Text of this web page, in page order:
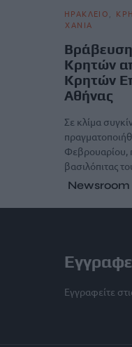
ΗΡΑΚΛΕΙΟ
ΧΑΝΙΑ
Κρητών
Κρητών
Αθήνας
Σε κλίμα
Φεβρουαρίου,
βασιλόπιτας
Newsroom
Εγγραφείτε